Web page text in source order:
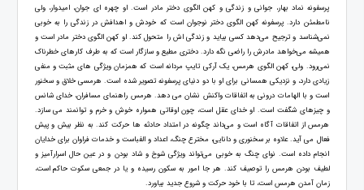
پرسفونه نماد بهار، جوانی و زندگی و کهن الگوی دختر مادر است. او چهره ای جوان، امیدوار، ولی
نامطمئن دارد. پرسفونه کهن الگوی دختر نوجوان است که خودش و اهدافش در زندگی را به خوبی
نمی‌شناسد و ترجیح می‌دهد کسی بیاید و زندگی ‌اش را متحول کند. او کهن الگوی دختر مادر است و
همیشه می‌خواهد مادرش را راضی نگه دارد. دختری مطیع و سازگار است که به طرف کار‌های خطرناک
نمی‌رود. ولی، کهن الگوی هرمس، یک آرکی تایپ مردانه است که همزمان ویژگی های مثبت و منفی
زیادی دارد، و نزدیکی همسانی برای او با دو دنیای پرسفونه تصویر شده است. هرمسی خلاق و سخنور
است و با الهامات درونی به اتفاقات واکنش نشان می دهد. هرمس راهنمای مسافران، خدای شانس
و چیز‌های شگفت است. او خدای عقل است، چون اوقاتی همواره خوش و خرم و توانمند می سازد.
هرمس از اتفاقات آگاه است و می‌داند چگونه در امتداد حادثه ها حرکت کند. به نظر بیش و پیش
فعال می آید. علاوه بر سخنوری و دانایی، مخترع چنگ، اعداد و الفباست و خدمات فراوان برای خدایان
انجام داده است. نوای چنگ به خوبی می‌تواند ویژگی شوخ و شاد بودن و در عین حال اسرارآمیز و
لطیف بودن هرمس را توصیف کند. هر جا امور به سکون رسیده و یا در جمعی سکوت حاکم است،
زمان آمدن هرمس است، تا با خود حرکت و شروع جدید بیاورد.